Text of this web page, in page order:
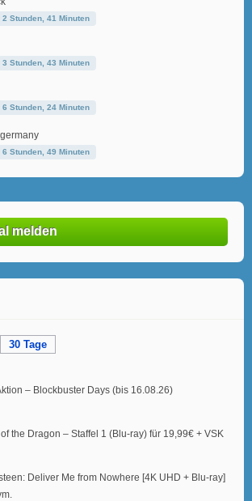
Stunden, 41 Minuten
Stunden, 43 Minuten
Stunden, 24 Minuten
Stunden, 49 Minuten
melden
30 Tage
– Blockbuster Days (bis 16.08.26)
the Dragon – Staffel 1 (Blu-ray) für 19,99€ + VSK
Deliver Me from Nowhere [4K UHD + Blu-ray]